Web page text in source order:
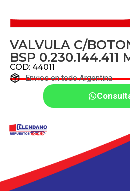
VALVULA C/
BSP 0.230.144.411
COD: 44011
Envios en todo Argentina